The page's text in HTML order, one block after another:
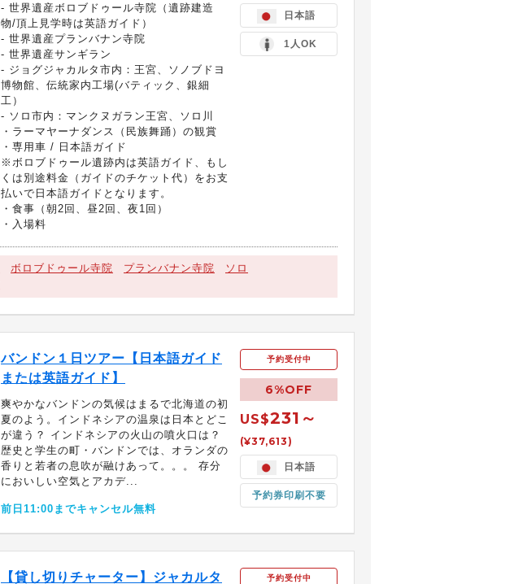
- 世界遺産ボロブドゥール寺院（遺跡建造
物/頂上見学時は英語ガイド）
- 世界遺産プランバナン寺院
- 世界遺産サンギラン
- ジョグジャカルタ市内：王宮、ソノブドヨ
博物館、伝統家内工場(バティック、銀細
工）
- ソロ市内：マンクヌガラン王宮、ソロ川
・ラーマヤーナダンス（民族舞踊）の観賞
・専用車 / 日本語ガイド
※ボロブドゥール遺跡内は英語ガイド、もし
くは別途料金（ガイドのチケット代）をお支
払いで日本語ガイドとなります。
・食事（朝2回、昼2回、夜1回）
・入場料
日本語
1人OK
ボロブドゥール寺院 プランバナン寺院
ソロ
バンドン１日ツアー【日本語ガイド
または英語ガイド】
爽やかなバンドンの気候はまるで北海道の初
夏のよう。インドネシアの温泉は日本とどこ
が違う？ インドネシアの火山の噴火口は？
歴史と学生の町・バンドンでは、オランダの
香りと若者の息吹が融けあって。。。 存分
においしい空気とアカデ...
前日11:00までキャンセル無料
予約受付中
6%OFF
US$231～
(¥37,613)
日本語
予約券印刷不要
【貸し切りチャーター】ジャカルタ
予約受付中